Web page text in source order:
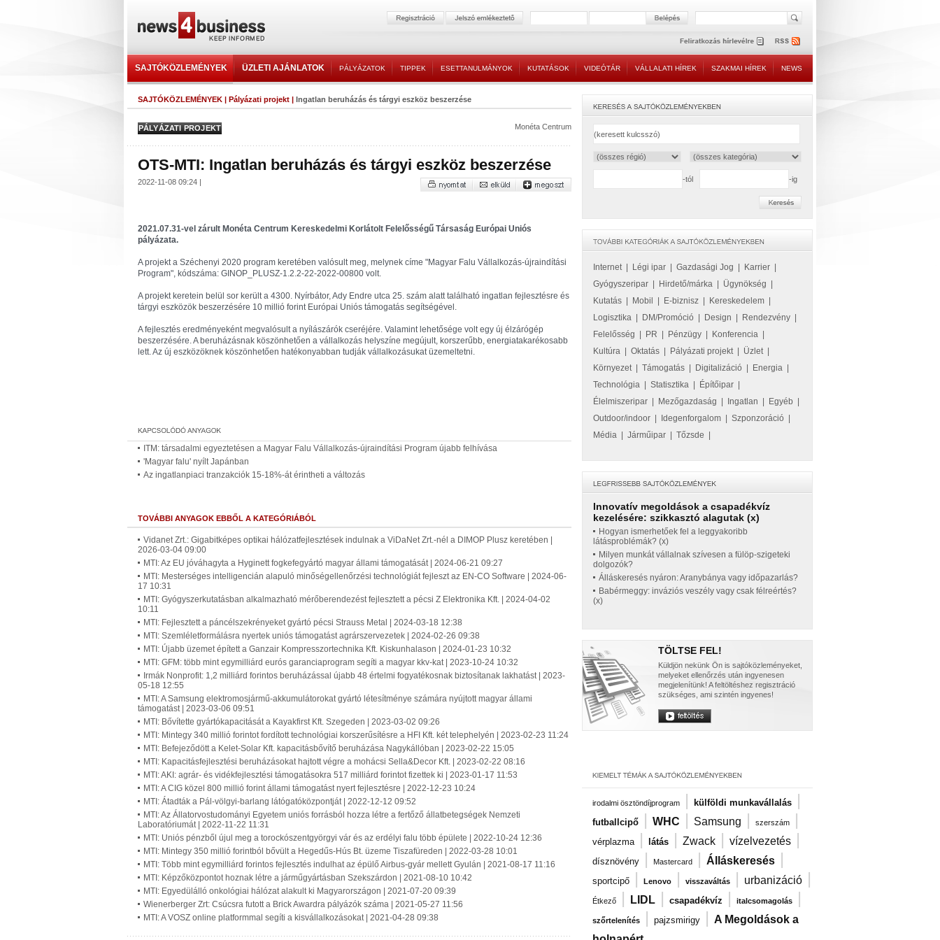
SAJTÓKÖZLEMÉNYEK ÜZLETI AJÁNLATOK PÁLYÁZATOK TIPPEK ESETTANULMÁNYOK KUTATÁSOK VIDEÓTÁR VÁLLALATI HÍREK SZAKMAI HÍREK NEWS
SAJTÓKÖZLEMÉNYEK | Pályázati projekt | Ingatlan beruházás és tárgyi eszköz beszerzése
PÁLYÁZATI PROJEKT Monéta Centrum
OTS-MTI: Ingatlan beruházás és tárgyi eszköz beszerzése
2022-11-08 09:24 |
2021.07.31-vel zárult Monéta Centrum Kereskedelmi Korlátolt Felelősségű Társaság Európai Uniós
pályázata.
A projekt a Széchenyi 2020 program keretében valósult meg, melynek címe "Magyar Falu Vállalkozás-újraindítási
Program", kódszáma: GINOP_PLUSZ-1.2.2-22-2022-00800 volt.
A projekt keretein belül sor került a 4300. Nyírbátor, Ady Endre utca 25. szám alatt található ingatlan fejlesztésre és
tárgyi eszközök beszerzésére 10 millió forint Európai Uniós támogatás segítségével.
A fejlesztés eredményeként megvalósult a nyílászárók cseréjére. Valamint lehetősége volt egy új élzárógép
beszerzésére. A beruházásnak köszönhetően a vállalkozás helyszíne megújult, korszerűbb, energiatakarékosabb
lett. Az új eszközöknek köszönhetően hatékonyabban tudják vállalkozásukat üzemeltetni.
ITM: társadalmi egyeztetésen a Magyar Falu Vállalkozás-újraindítási Program újabb felhívása
'Magyar falu' nyílt Japánban
Az ingatlanpiaci tranzakciók 15-18%-át érintheti a változás
TOVÁBBI ANYAGOK EBBŐL A KATEGÓRIÁBÓL
Vidanet Zrt.: Gigabitképes optikai hálózatfejlesztések indulnak a ViDaNet Zrt.-nél a DIMOP Plusz keretében |
2026-03-04 09:00
MTI: Az EU jóváhagyta a Hyginett fogkefegyártó magyar állami támogatását | 2024-06-21 09:27
MTI: Mesterséges intelligencián alapuló minőségellenőrzési technológiát fejleszt az EN-CO Software | 2024-06-
17 10:31
MTI: Gyógyszerkutatásban alkalmazható mérőberendezést fejlesztett a pécsi Z Elektronika Kft. | 2024-04-02
10:11
MTI: Fejlesztett a páncélszekrényeket gyártó pécsi Strauss Metal | 2024-03-18 12:38
MTI: Szemléletformálásra nyertek uniós támogatást agrárszervezetek | 2024-02-26 09:38
MTI: Újabb üzemet épített a Ganzair Kompresszortechnika Kft. Kiskunhalason | 2024-01-23 10:32
MTI: GFM: több mint egymilliárd eurós garanciaprogram segíti a magyar kkv-kat | 2023-10-24 10:32
Irmák Nonprofit: 1,2 milliárd forintos beruházással újabb 48 értelmi fogyatékosnak biztosítanak lakhatást | 2023-
05-18 12:55
MTI: A Samsung elektromosjármű-akkumulátorokat gyártó létesítménye számára nyújtott magyar állami
támogatást | 2023-03-06 09:51
MTI: Bővítette gyártókapacitását a Kayakfirst Kft. Szegeden | 2023-03-02 09:26
MTI: Mintegy 340 millió forintot fordított technológiai korszerűsítésre a HFI Kft. két telephelyén | 2023-02-23 11:24
MTI: Befejeződött a Kelet-Solar Kft. kapacitásbővítő beruházása Nagykállóban | 2023-02-22 15:05
MTI: Kapacitásfejlesztési beruházásokat hajtott végre a mohácsi Sella&Decor Kft. | 2023-02-22 08:16
MTI: AKI: agrár- és vidékfejlesztési támogatásokra 517 milliárd forintot fizettek ki | 2023-01-17 11:53
MTI: A CIG közel 800 millió forint állami támogatást nyert fejlesztésre | 2022-12-23 10:24
MTI: Átadták a Pál-völgyi-barlang látógatóközpontját | 2022-12-12 09:52
MTI: Az Állatorvostudományi Egyetem uniós forrásból hozza létre a fertőző állatbetegségek Nemzeti
Laboratóriumát | 2022-11-22 11:31
MTI: Uniós pénzből újul meg a torockószentgyörgyi vár és az erdélyi falu több épülete | 2022-10-24 12:36
MTI: Mintegy 350 millió forintból bővült a Hegedűs-Hús Bt. üzeme Tiszafüreden | 2022-03-28 10:01
MTI: Több mint egymilliárd forintos fejlesztés indulhat az épülő Airbus-gyár mellett Gyulán | 2021-08-17 11:16
MTI: Képzőközpontot hoznak létre a járműgyártásban Szekszárdon | 2021-08-10 10:42
MTI: Egyedülálló onkológiai hálózat alakult ki Magyarországon | 2021-07-20 09:39
Wienerberger Zrt: Csúcsra futott a Brick Awardra pályázók száma | 2021-05-27 11:56
MTI: A VOSZ online platformmal segíti a kisvállalkozásokat | 2021-04-28 09:38
-tól -ig
Internet| Légi ipar Gazdasági Jog Karrier
Gyógyszeripar
Hirdető/márka Ügynökség
Kutatás
Mobil E-biznisz Kereskedelem
Logisztika
DM/Promóció Design Rendezvény
Felelősség
PR Pénzügy Konferencia
Kultúra
Oktatás Pályázati projekt| Üzlet|
Környezet| Támogatás Digitalizáció Energia
Technológia
Statisztika Építőipar
Élelmiszeripar
Mezőgazdaság Ingatlan Egyéb
Outdoor/indoor
Idegenforgalom Szponzoráció
Média
Járműipar Tőzsde
Innovatív megoldások a csapadékvíz
kezelésére: szikkasztó alagutak (x)
Hogyan ismerhetőek fel a leggyakoribb
látásproblémák? (x)
Milyen munkát vállalnak szívesen a fülöp-szigeteki
dolgozók?
Álláskeresés nyáron: Aranybánya vagy időpazarlás?
Babérmeggy: inváziós veszély vagy csak félreértés?
(x)
TÖLTSE FEL!
Küldjön nekünk Ön is sajtóközleményeket,
melyeket ellenőrzés után ingyenesen
megjelenítünk! A feltöltéshez regisztráció
szükséges, ami szintén ingyenes!
irodalmi ösztöndíjprogram | külföldi munkavállalás |
futballcipő | WHC | Samsung | szerszám |
vérplazma | látás | Zwack | vízelvezetés |
dísznövény | Mastercard | Álláskeresés |
sportcipő | Lenovo | visszaváltás | urbanizáció |
Étkező | LIDL | csapadékvíz | italcsomagolás |
szőrtelenítés | pajzsmirigy | A Megoldások a